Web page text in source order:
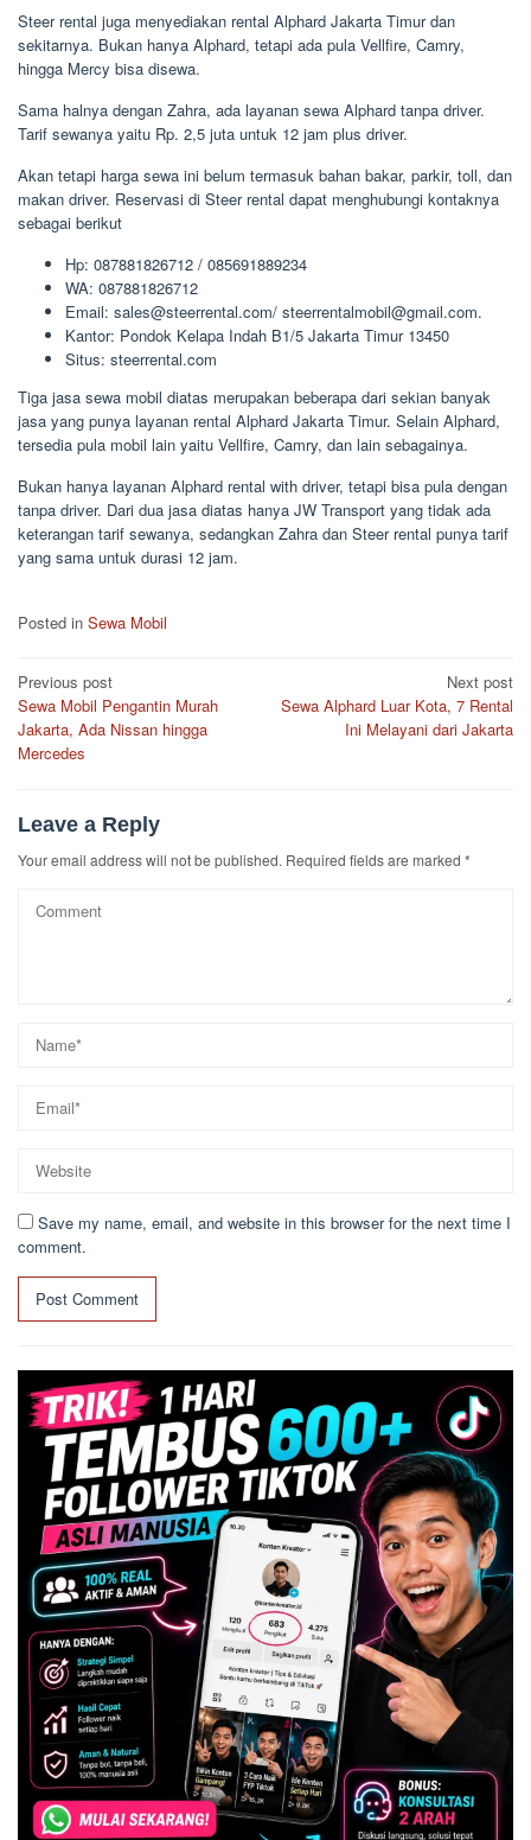
Steer rental juga menyediakan rental Alphard Jakarta Timur dan
sekitarnya. Bukan hanya Alphard, tetapi ada pula Vellfire, Camry,
hingga Mercy bisa disewa.
Sama halnya dengan Zahra, ada layanan sewa Alphard tanpa driver.
Tarif sewanya yaitu Rp. 2,5 juta untuk 12 jam plus driver.
Akan tetapi harga sewa ini belum termasuk bahan bakar, parkir, toll, dan
makan driver. Reservasi di Steer rental dapat menghubungi kontaknya
sebagai berikut
Hp: 087881826712 / 085691889234
WA: 087881826712
Email: sales@steerrental.com/ steerrentalmobil@gmail.com.
Kantor: Pondok Kelapa Indah B1/5 Jakarta Timur 13450
Situs: steerrental.com
Tiga jasa sewa mobil diatas merupakan beberapa dari sekian banyak
jasa yang punya layanan rental Alphard Jakarta Timur. Selain Alphard,
tersedia pula mobil lain yaitu Vellfire, Camry, dan lain sebagainya.
Bukan hanya layanan Alphard rental with driver, tetapi bisa pula dengan
tanpa driver. Dari dua jasa diatas hanya JW Transport yang tidak ada
keterangan tarif sewanya, sedangkan Zahra dan Steer rental punya tarif
yang sama untuk durasi 12 jam.
Posted in Sewa Mobil
Post
navigation
Previous post
Sewa Mobil Pengantin Murah
Jakarta, Ada Nissan hingga
Mercedes
Next post
Sewa Alphard Luar Kota, 7 Rental
Ini Melayani dari Jakarta
Leave a Reply
Your email address will not be published. Required fields are marked *
Save my name, email, and website in this browser for the next time I
comment.